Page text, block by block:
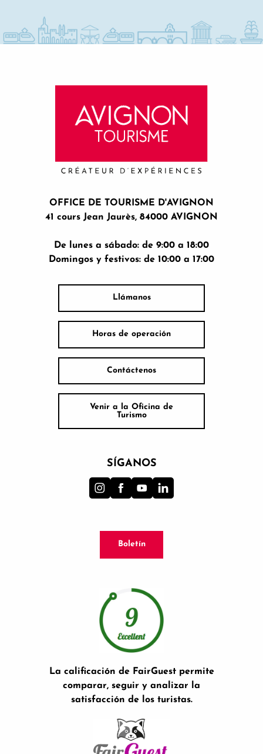
OFFICE DE TOURISME D'AVIGNON
41 cours Jean Jaurès, 84000 AVIGNON
De lunes a sábado: de 9:00 a 18:00
Domingos y festivos: de 10:00 a 17:00
Llámanos
Horas de operación
Contáctenos
Venir a la Oficina de
Turismo
SÍGANOS
Boletín
La calificación de FairGuest permite
comparar, seguir y analizar la
satisfacción de los turistas.